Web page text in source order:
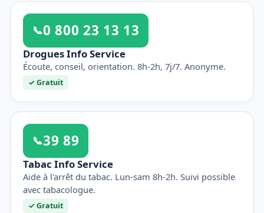
📞0 800 23 13 13
Drogues Info Service
Écoute, conseil, orientation. 8h-2h, 7j/7. Anonyme.
✓ Gratuit
📞39 89
Tabac Info Service
Aide à l'arrêt du tabac. Lun-sam 8h-2h. Suivi possible
avec tabacologue.
✓ Gratuit